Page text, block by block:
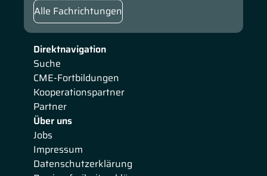
Direktnavigation
Suche
CME-Fortbildungen
Kooperationspartner
Partner
Über uns
Jobs
Impressum
Datenschutzerklärung
Alle Fachrichtungen